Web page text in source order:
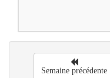
Semaine précédente